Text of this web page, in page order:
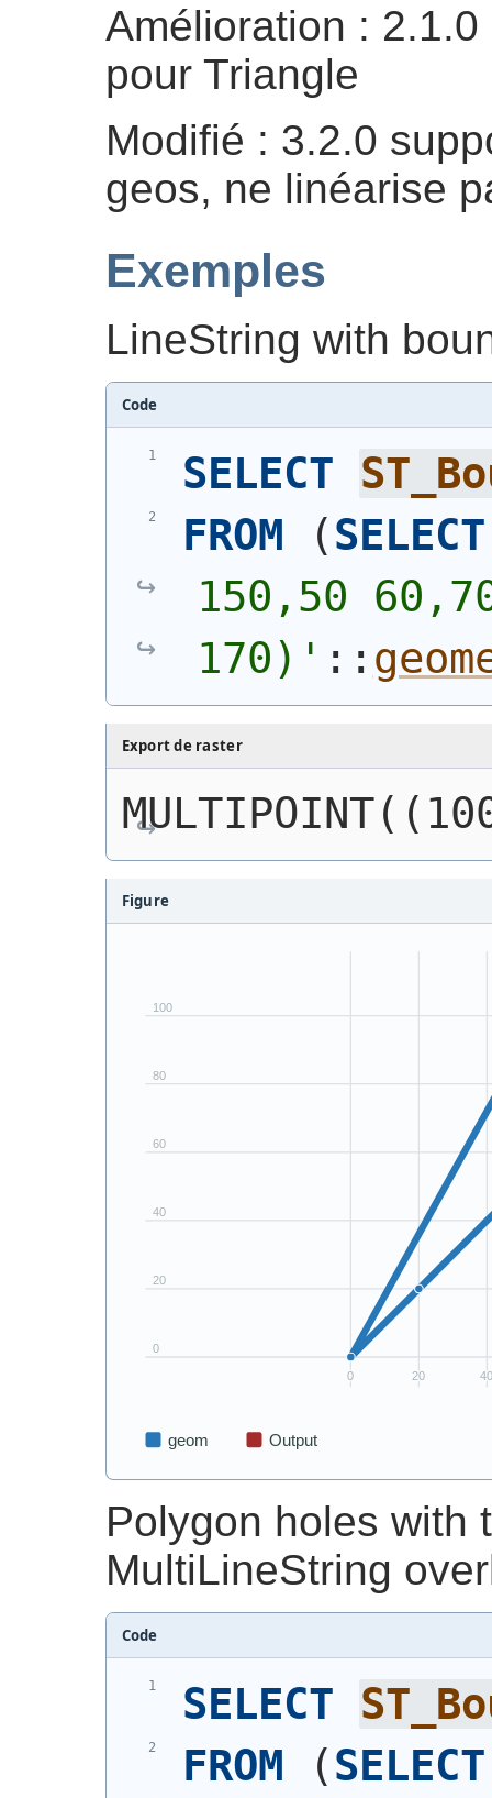
Amélioration :
pour Triangle
Modifié : 3.2.0
geos, ne linéarise
Exemples
LineString with
Code
SELECT
FROM
(SELECT
150,50
170) ' ::
Export de raster
Figure
Polygon holes with
MultiLineString
Code
SELECT
FROM
(SELECT